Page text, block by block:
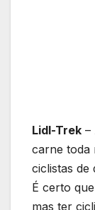
Lidl-Trek –
carne toda
ciclistas de
É certo
mas ter